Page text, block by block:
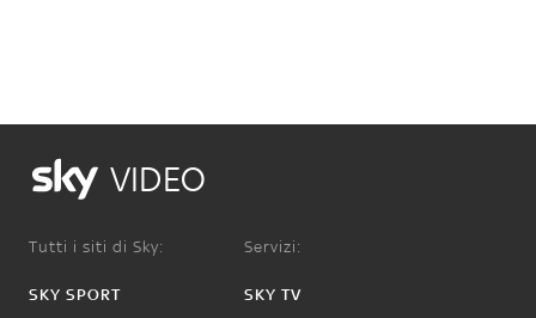
VIDEO
Tutti i siti di Sky:
SKY SPORT
Servizi:
SKY TV